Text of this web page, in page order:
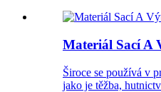
Materiál Sací A
Široce se používá v
jako je těžba,